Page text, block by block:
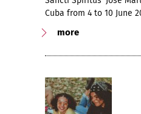
Cuba from 4 to 10 June
more